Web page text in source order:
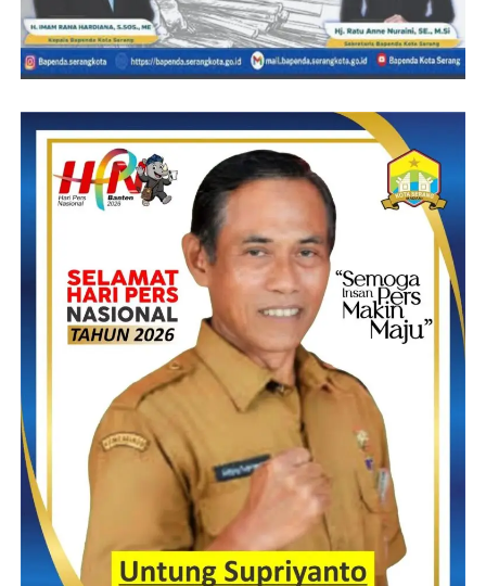
merasa terbantu sekali.imbuhnya
(Suheli-RG)
Post Views: 28